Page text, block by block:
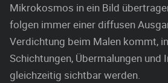
Mikrokosmos in ein Bild
folgen immer einer diffusen
Verdichtung beim Malen kommt,
Schichtungen, Übermalungen und
gleichzeitig sichtbar werden.